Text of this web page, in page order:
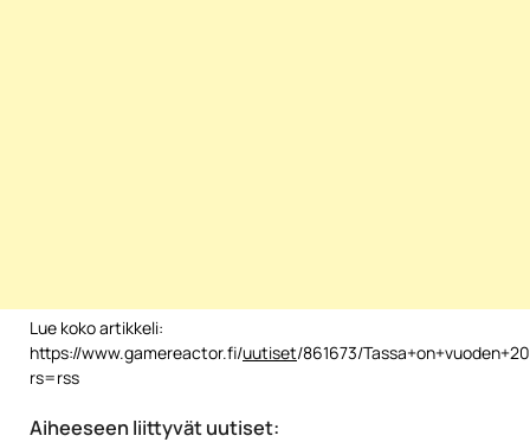
Lue koko artikkeli:
https://www.gamereactor.fi/uutiset/861673/
rs=rss
Aiheeseen liittyvät uutiset: